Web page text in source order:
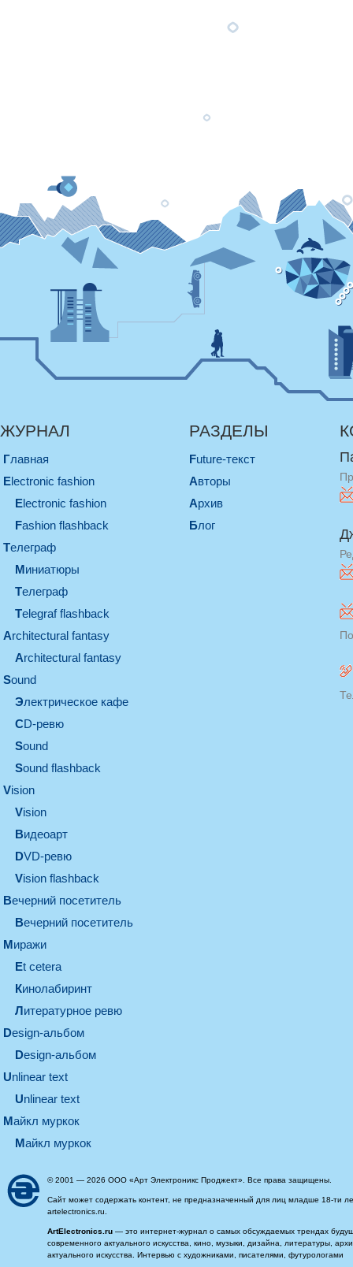
ЖУРНАЛ
Главная
electronic fashion
electronic fashion
Fashion flashback
телеграф
миниатюры
телеграф
Telegraf flashback
architectural fantasy
architectural fantasy
sound
электрическое кафе
CD-ревю
sound
Sound flashback
vision
vision
видеоарт
DVD-ревю
Vision flashback
вечерний посетитель
вечерний посетитель
миражи
et cetera
кинолабиринт
литературное ревю
design-альбом
design-альбом
unlinear text
Unlinear text
майкл муркок
майкл муркок
РАЗДЕЛЫ
Future-текст
Авторы
Архив
Блог
© 2001 — 2026 ООО «Арт Электроникс Проджект». Все права защищены.
Сайт может содержать контент, не предназначенный для лиц младше 18-ти
artelectronics.ru.
ArtElectronics.ru — это интернет-журнал о самых обсуждаемых трендах
современного актуального искусства, кино, музыки, дизайна, литературы,
актуального искусства. Интервью с художниками, писателями, футурологами